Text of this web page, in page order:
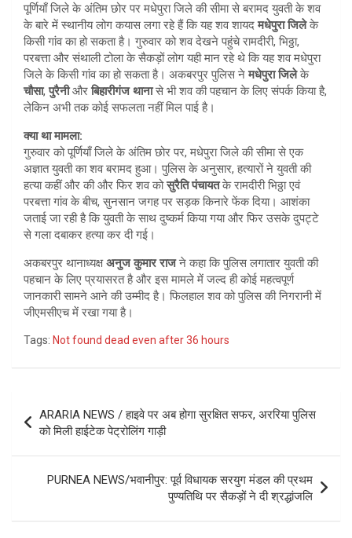
पूर्णियाँ जिले के अंतिम छोर पर मधेपुरा जिले की सीमा से बरामद युवती के शव
के बारे में स्थानीय लोग कयास लगा रहे हैं कि यह शव शायदमधेपुरा जिलेके
किसी गांव का हो सकता है। गुरुवार को शव देखने पहुंचे रामदीरी, भिठ्ठा,
परबत्ता और संथाली टोला के सैकड़ों लोग यही मान रहे थे कि यह शव मधेपुरा
जिले के किसी गांव का हो सकता है। अकबरपुर पुलिस नेमधेपुरा जिलेके
चौसा,पुरैनीऔरबिहारीगंज थानासे भी शव की पहचान के लिए संपर्क किया है,
लेकिन अभी तक कोई सफलता नहीं मिल पाई है।
क्या था मामला:
गुरुवार को पूर्णियाँ जिले के अंतिम छोर पर, मधेपुरा जिले की सीमा से एक
अज्ञात युवती का शव बरामद हुआ। पुलिस के अनुसार, हत्यारों ने युवती की
हत्या कहीं और की और फिर शव कोसुरैति पंचायतके रामदीरी भिठ्ठा एवं
परबत्ता गांव के बीच, सुनसान जगह पर सड़क किनारे फेंक दिया। आशंका
जताई जा रही है कि युवती के साथ दुष्कर्म किया गया और फिर उसके दुपट्टे
से गला दबाकर हत्या कर दी गई।
अकबरपुर थानाध्यक्षअनुज कुमार राजने कहा कि पुलिस लगातार युवती की
पहचान के लिए प्रयासरत है और इस मामले में जल्द ही कोई महत्वपूर्ण
जानकारी सामने आने की उम्मीद है। फिलहाल शव को पुलिस की निगरानी में
जीएमसीएच में रखा गया है।
Tags: Not found dead even after 36 hours
navigation
ARARIA NEWS / हाइवे पर अब होगा सुरक्षित सफर, अररिया पुलिस
को मिली हाईटेक पेट्रोलिंग गाड़ी
PURNEA NEWS/भवानीपुर: पूर्व विधायक सरयुग मंडल की प्रथम
पुण्यतिथि पर सैकड़ों ने दी श्रद्धांजलि